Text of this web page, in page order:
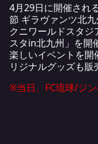
4月29日に開催され
節 ギラヴァンツ北
クニワールドスタジ
スタin北九州」を開
楽しいイベントを開
リジナルグッズも販
※当日、FC琉球/ジ